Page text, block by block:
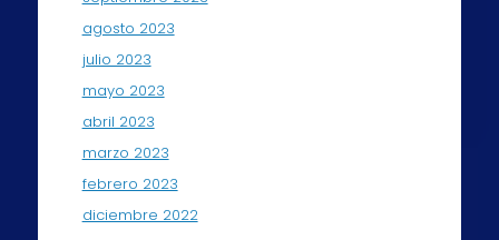
agosto 2023
julio 2023
mayo 2023
abril 2023
marzo 2023
febrero 2023
diciembre 2022